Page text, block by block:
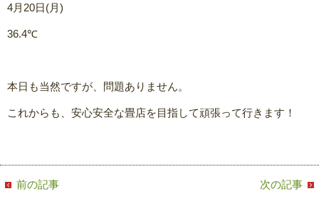
4月20日(月)
36.4℃
本日も当然ですが、問題ありません。
これからも、安心安全な畳店を目指して頑張って行きます！
前の記事 次の記事